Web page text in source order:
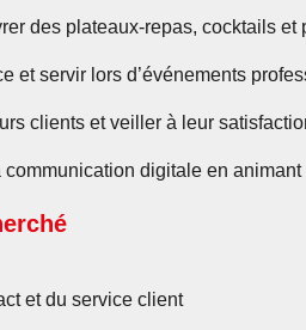
des plateaux-repas, cocktails et
et servir lors d’événements
clients et veiller à leur
communication digitale en
et du service client